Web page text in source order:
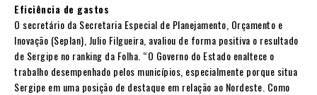
Eficiência de gastos
O secretário da Secretaria Especial de Planejamento, Orçamento e
Inovação (Seplan), Julio Filgueira, avaliou de forma positiva o resultado
de Sergipe no ranking da Folha. “O Governo do Estado enaltece o
trabalho desempenhado pelos municípios, especialmente porque situa
Sergipe em uma posição de destaque em relação ao Nordeste. Como